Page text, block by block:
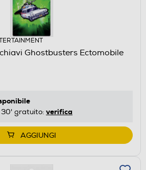
Ghostbusters Ectomobile
30' gratuito: verifica
AGGIUNGI